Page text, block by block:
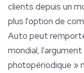
clients depuis un
plus l'option de
Auto peut
mondial,
photopériodique »